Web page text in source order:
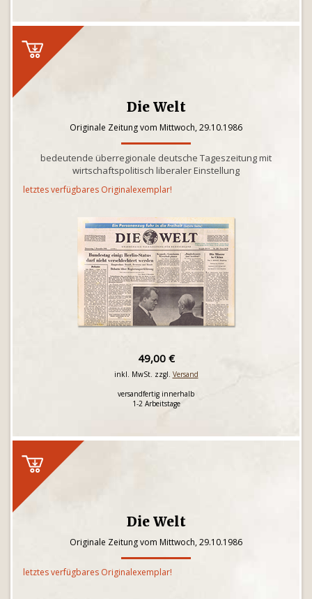
Die Welt
Originale Zeitung vom Mittwoch, 29.10.1986
bedeutende überregionale deutsche Tageszeitung mit
wirtschaftspolitisch liberaler Einstellung
letztes verfügbares Originalexemplar!
49,00 €
inkl. MwSt. zzgl. Versand
versandfertig innerhalb
1-2 Arbeitstage
Die Welt
Originale Zeitung vom Mittwoch, 29.10.1986
letztes verfügbares Originalexemplar!